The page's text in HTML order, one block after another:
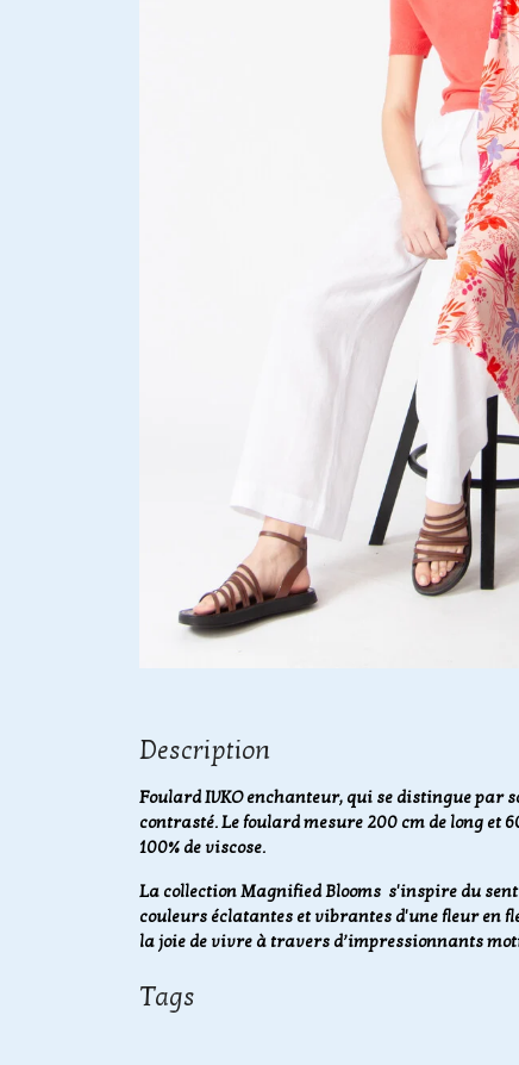
Description
Foulard IVKO enchanteur, qui se distingue par
contrasté. Le foulard mesure 200 cm de long et
100% de viscose.
La collection Magnified Blooms s'inspire du
couleurs éclatantes et vibrantes d'une fleur en
la joie de vivre à travers d’impressionnants
Tags